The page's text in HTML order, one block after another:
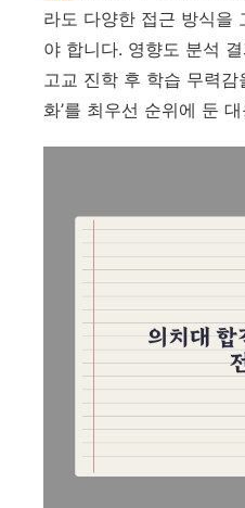
라도 다양한 접근 방식을
야 합니다. 영향도 분석
고교 진학 후 학습 무력감
화’를 최우선 순위에 둔